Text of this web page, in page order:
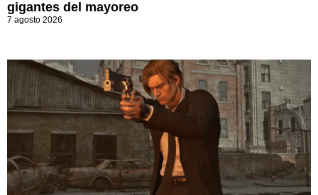
gigantes del mayoreo
7 agosto 2026